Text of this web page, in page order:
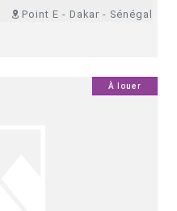
Point E - Dakar - Sénégal
À louer0